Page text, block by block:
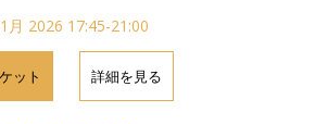
月 2026 17:45-21:00
ット 詳細を見る